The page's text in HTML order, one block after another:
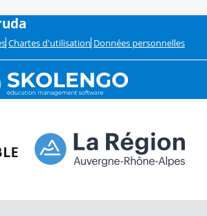
Chartes d'utilisation Données personnelles